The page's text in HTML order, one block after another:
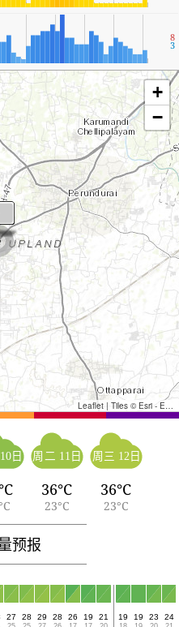
8
3
+
−
Leaflet | Tiles © Esri - Esri, DeLorme, NAVTEQ, TomTom, Intermap, iPC, USGS, FAO, NPS, NRCAN, GeoBase, Kadaster NL, Ordnance Survey, Esri Japan, METI, Esri China (Hong Kong), and the GIS User Community
日 周二 11日
36°C
23°C
周三 12日
36°C
23°C
预报
27 28 29 28 26 19 21 19 19 23 24